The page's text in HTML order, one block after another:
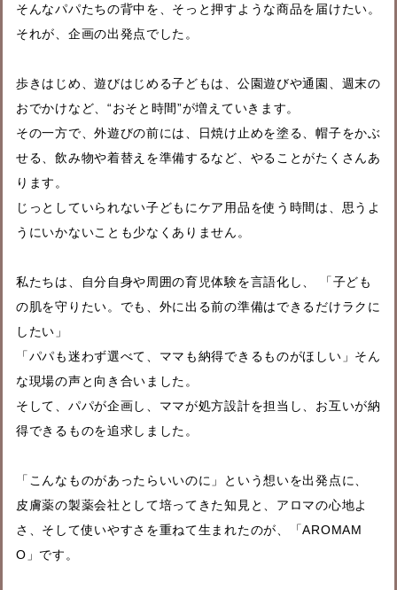
そんなパパたちの背中を、そっと押すような商品を届けたい。
それが、企画の出発点でした。
歩きはじめ、遊びはじめる子どもは、公園遊びや通園、週末の
おでかけなど、“おそと時間”が増えていきます。
その一方で、外遊びの前には、日焼け止めを塗る、帽子をかぶ
せる、飲み物や着替えを準備するなど、やることがたくさんあ
ります。
じっとしていられない子どもにケア用品を使う時間は、思うよ
うにいかないことも少なくありません。
私たちは、自分自身や周囲の育児体験を言語化し、 「子ども
の肌を守りたい。でも、外に出る前の準備はできるだけラクに
したい」
「パパも迷わず選べて、ママも納得できるものがほしい」そん
な現場の声と向き合いました。
そして、パパが企画し、ママが処方設計を担当し、お互いが納
得できるものを追求しました。
「こんなものがあったらいいのに」という想いを出発点に、
皮膚薬の製薬会社として培ってきた知見と、アロマの心地よ
さ、そして使いやすさを重ねて生まれたのが、「AROMAM
O」です。